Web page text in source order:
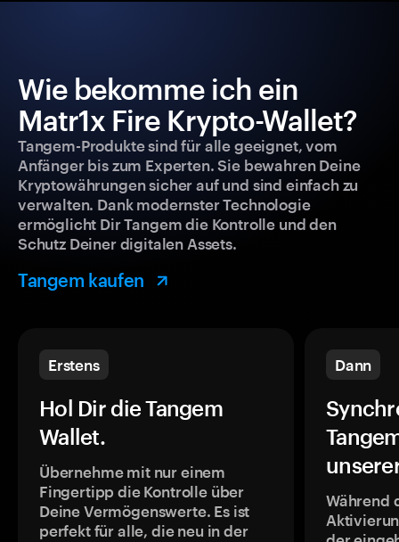
Wie bekomme ich ein
Matr1x Fire Krypto-Wallet?
Tangem-Produkte sind für alle geeignet, vom
Anfänger bis zum Experten. Sie bewahren Deine
Kryptowährungen sicher auf und sind einfach zu
verwalten. Dank modernster Technologie
ermöglicht Dir Tangem die Kontrolle und den
Schutz Deiner digitalen Assets.
Tangem kaufen
Erstens
Hol Dir die Tangem
Wallet.
Übernehme mit nur einem
Fingertipp die Kontrolle über
Deine Vermögenswerte. Es ist
perfekt für alle, die neu in der
Dann
Während